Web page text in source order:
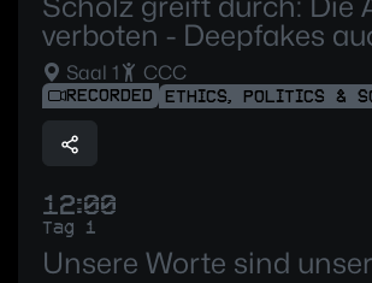
verboten - Deepfakes
Saal 1 CCC
RECORDED ETHICS, POLITICS &
12:00
Tag 1
Unsere Worte sind